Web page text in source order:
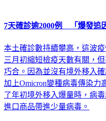
7天確診逾2000例 「爆發追
本土確診數持續攀高，這波
三月初縮短檢疫天數有關，
巧合。因為並沒有境外移入
加上Omicron變種病毒傳染力
了年初境外移入爆量時，病
進口商品帶進少量病毒。